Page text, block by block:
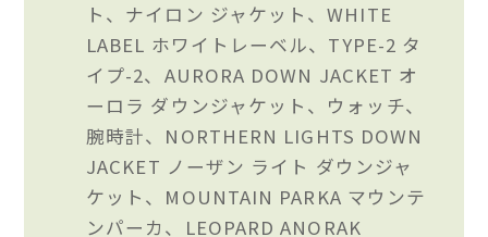
ト、ナイロン ジャケット、WHITE
LABEL ホワイトレーベル、TYPE-2 タ
イプ-2、AURORA DOWN JACKET オ
ーロラ ダウンジャケット、ウォッチ、
腕時計、NORTHERN LIGHTS DOWN
JACKET ノーザン ライト ダウンジャ
ケット、MOUNTAIN PARKA マウンテ
ンパーカ、LEOPARD ANORAK